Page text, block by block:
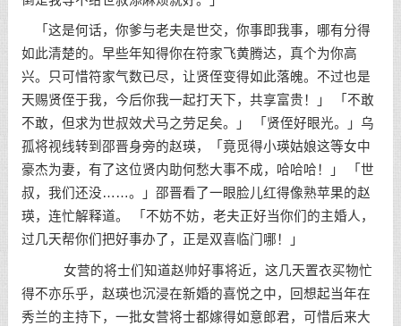
「这是何话，你爹与老夫是世交，你事即我事，哪有分得
如此清楚的。早些年知得你在符家飞黄腾达，真个为你高
兴。只可惜符家气数已尽，让贤侄变得如此落魄。不过也是
天赐贤侄于我，今后你我一起打天下，共享富贵！」 「不敢
不敢，但求为世叔效犬马之劳足矣。」 「贤侄好眼光。」乌
孤将视线转到邵晋身旁的赵瑛，「竟觅得小瑛姑娘这等女中
豪杰为妻，有了这位贤内助何愁大事不成，哈哈哈！」 「世
叔，我们还没……。」邵晋看了一眼脸儿红得像熟苹果的赵
瑛，连忙解释道。 「不妨不妨，老夫正好当你们的主婚人，
过几天帮你们把好事办了，正是双喜临门哪！」
女营的将士们知道赵帅好事将近，这几天置衣买物忙
得不亦乐乎，赵瑛也沉浸在新婚的喜悦之中，回想起当年在
秀兰的主持下，一批女营将士都嫁得如意郎君，可惜后来大